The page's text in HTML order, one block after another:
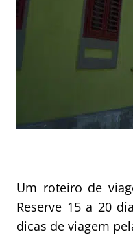
Um roteiro de
Reserve 15 a 20
dicas de viagem